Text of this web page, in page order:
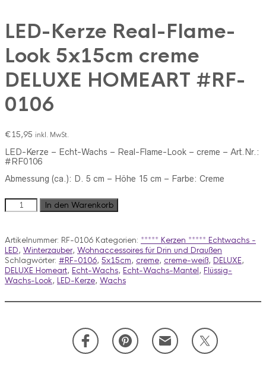
LED-Kerze Real-Flame-
Look 5x15cm creme
DELUXE HOMEART #RF-
0106
€15,95 inkl. MwSt.
LED-Kerze – Echt-Wachs – Real-Flame-Look – creme – Art.Nr.:
#RF0106
Abmessung (ca.): D. 5 cm – Höhe 15 cm – Farbe: Creme
LED-
Kerze
Look
5x15cm
creme
DELUXE
HOMEART
0106
In den Warenkorb
Artikelnummer: RF-0106 Kategorien: ***** Kerzen ***** Echtwachs -
LED, Winterzauber, Wohnaccessoires für Drin und Draußen
Schlagwörter: #RF-0106, 5x15cm, creme, creme-weiß, DELUXE,
DELUXE Homeart, Echt-Wachs, Echt-Wachs-Mantel, Flüssig-
Wachs-Look, LED-Kerze, Wachs